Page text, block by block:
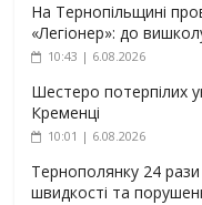
На Тернопільщині
«Легіонер»: до
10:43 | 6.08.2026
Шестеро потерпілих
Кременці
10:01 | 6.08.2026
Тернополянку 24
швидкості та